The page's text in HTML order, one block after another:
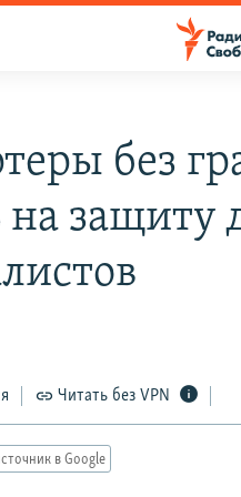
без
на защиту
Читать без VPN
в Google